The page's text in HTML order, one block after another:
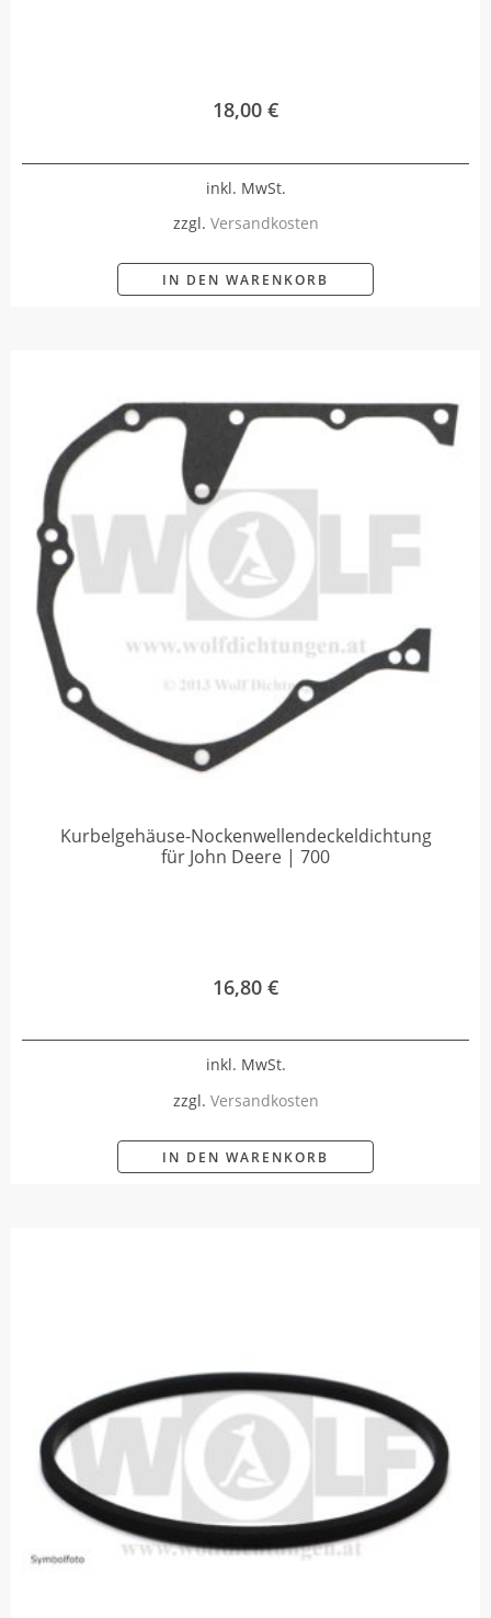
18,00 €
inkl. MwSt.
zzgl. Versandkosten
IN DEN WARENKORB
Kurbelgehäuse-Nockenwellendeckeldichtung
für John Deere | 700
16,80 €
inkl. MwSt.
zzgl. Versandkosten
IN DEN WARENKORB